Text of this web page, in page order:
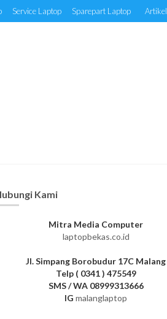
Service Laptop Sparepart Laptop Artikel
Kami
Mitra Media Computer
laptopbekas.co.id
Jl. Simpang Borobudur 17C Malang
Telp ( 0341 ) 475549
SMS / WA 08999313666
IG malanglaptop